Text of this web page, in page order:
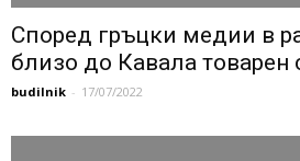
Според гръцки медии в
близо до Кавала товарен
budilnik - 17/07/2022